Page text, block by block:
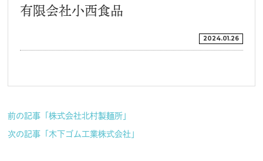
有限会社小西食品
2024.01.26
前の記事「株式会社北村製麺所」
次の記事「木下ゴム工業株式会社」